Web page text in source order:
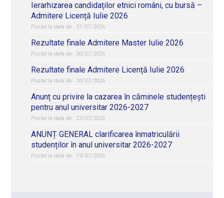
Ierarhizarea candidaților etnici români, cu bursă –
Admitere Licență Iulie 2026
31/07/2026
Rezultate finale Admitere Master Iulie 2026
30/07/2026
Rezultate finale Admitere Licență Iulie 2026
30/07/2026
Anunț cu privire la cazarea în căminele studențești
pentru anul universitar 2026-2027
27/07/2026
ANUNȚ GENERAL clarificarea înmatriculării
studenților în anul universitar 2026-2027
19/07/2026